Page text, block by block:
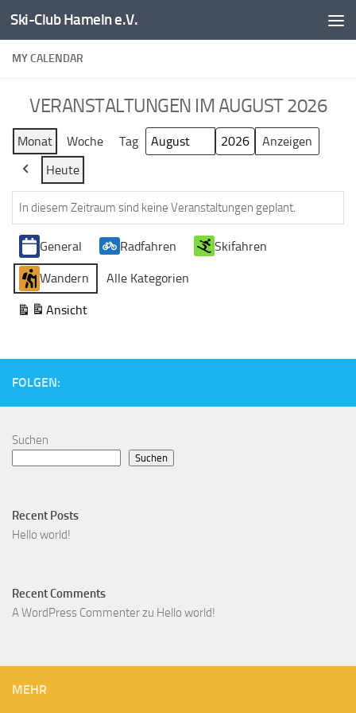
Zum Inhalt springen
Ski-Club Hameln e.V.
MY CALENDAR
VERANSTALTUNGEN IM AUGUST 2026
Monat Woche Tag
Monat
Jahr
Zurück
Heute
In diesem Zeitraum sind keine Veranstaltungen geplant.
Veranstaltungskategorien
General Radfahren Skifahren
Wandern Alle Kategorien
Ansicht
ausdrucken
FOLGEN:
Suchen
Suchen
Recent Posts
Hello world!
Recent Comments
A WordPress Commenterzu Hello world!
MEHR